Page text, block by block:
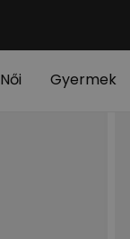
Női Gyermek